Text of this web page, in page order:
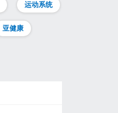
运动系统
亚健康